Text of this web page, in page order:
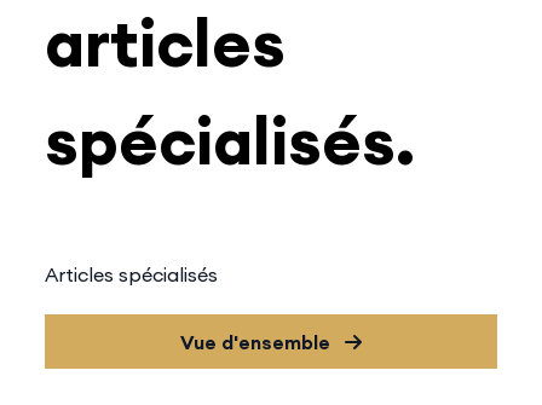
articles
spécialisés.
Articles spécialisés
Vue d'ensemble